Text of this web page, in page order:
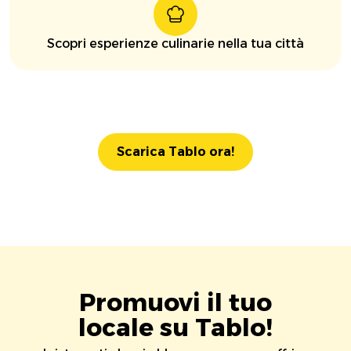
Scopri esperienze culinarie nella tua città
Scarica Tablo ora!
Promuovi il tuo
locale su Tablo!